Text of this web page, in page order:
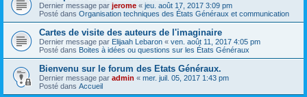
Dernier message par jerome « jeu. août 17, 2017 3:09 pm
Posté dans Organisation techniques des États Généraux et communication
Cartes de visite des auteurs de l'imaginaire
Dernier message par Elijaah Lebaron « ven. août 11, 2017 4:05 pm
Posté dans Boites à idées ou questions sur les États Généraux
Bienvenu sur le forum des Etats Généraux.
Dernier message par admin « mer. juil. 05, 2017 1:43 pm
Posté dans Accueil